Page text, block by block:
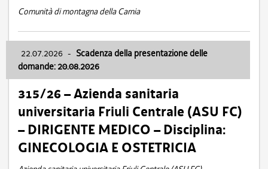
Comunità di montagna della Carnia
22.07.2026 - Scadenza della presentazione delle
domande: 20.08.2026
315/26 – Azienda sanitaria
universitaria Friuli Centrale (ASU FC)
– DIRIGENTE MEDICO – Disciplina:
GINECOLOGIA E OSTETRICIA